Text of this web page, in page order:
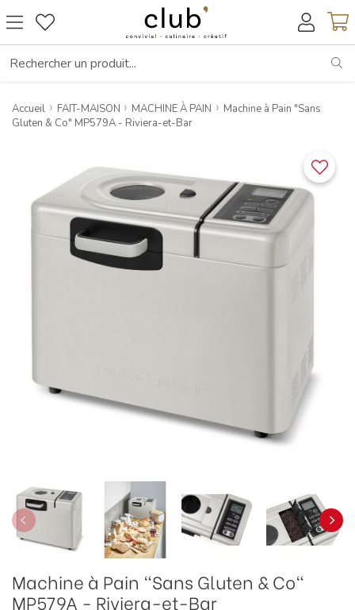
Accueil FAIT-MAISON MACHINE À PAIN
Machine à Pain "Sans
Gluten & Co" MP579A - Riviera-et-Bar
Machine à Pain "Sans Gluten & Co"
MP579A - Riviera-et-Bar